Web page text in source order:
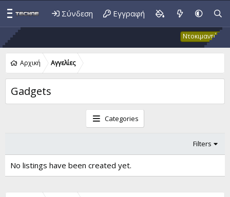
Σύνδεση Εγγραφή
Ντοκιμαντέρ
Αρχική Αγγελίες
Gadgets
Categories
Filters
No listings have been created yet.